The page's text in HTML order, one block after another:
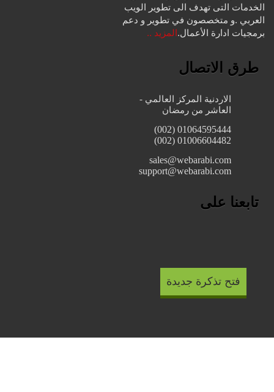
الخدمات التى تهدف الى تطوير الويب
العربي .و متخصصون في تطوير و دعم
برمجيات ادارة الأعمال.المزيد ..
طرق الاتصال
الاردنية المركز العالمي -
العاشر من رمضان
01064595444 (002)
01006604482 (002)
sales@webarabi.com
support@webarabi.com
تابعنا على
فتح تذكرة جديدة